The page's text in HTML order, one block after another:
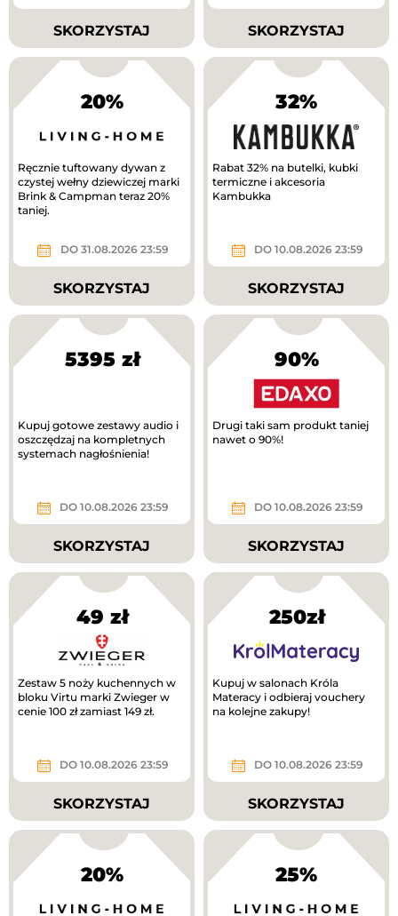
SKORZYSTAJ SKORZYSTAJ
20%
Ręcznie tuftowany dywan z
czystej wełny dziewiczej marki
Brink & Campman teraz 20%
taniej.
DO 31.08.2026 23:59
SKORZYSTAJ
32%
Rabat 32% na butelki, kubki
termiczne i akcesoria
Kambukka
DO 10.08.2026 23:59
SKORZYSTAJ
5395 zł
Kupuj gotowe zestawy audio i
oszczędzaj na kompletnych
systemach nagłośnienia!
DO 10.08.2026 23:59
SKORZYSTAJ
90%
Drugi taki sam produkt taniej
nawet o 90%!
DO 10.08.2026 23:59
SKORZYSTAJ
49 zł
Zestaw 5 noży kuchennych w
bloku Virtu marki Zwieger w
cenie 100 zł zamiast 149 zł.
DO 10.08.2026 23:59
SKORZYSTAJ
250zł
Kupuj w salonach Króla
Materacy i odbieraj vouchery
na kolejne zakupy!
DO 10.08.2026 23:59
SKORZYSTAJ
20% 25%